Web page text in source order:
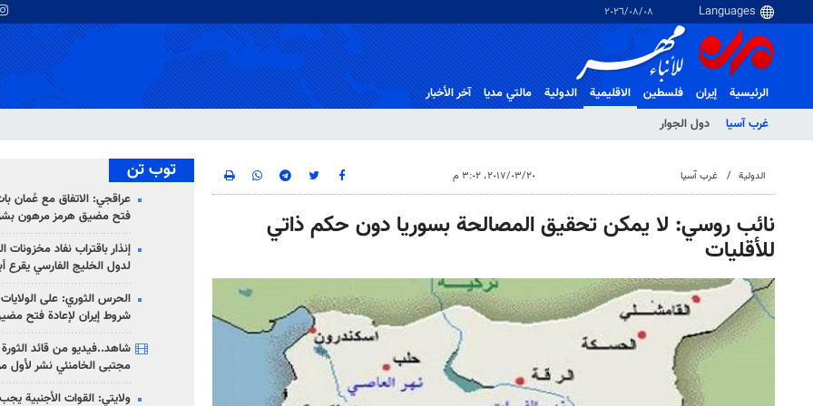
٠٨‏/٠٨‏/٢٠٢٦
الرئيسية إيران فلسطین
الاقلیمیة
غرب آسیا
دول الجوار
الدولية مالتي مدیا آخر الأخبار
الدولية غرب آسیا ٢٠‏/٠٣‏/٢٠١٧، ٣:٠٢ م
نائب روسي: لا يمكن تحقيق المصالحة بسوريا دون حكم ذاتي
للأقليات
توب تن
عراقجي: الاتفاق مع عُمان
فتح مضيق هرمز مرهون
إنذار باقتراب نفاد مخزونات
لدول الخليج الفارسي يقرع
الحرس الثوري: على
شروط إيران لإعادة فتح
شاهد..فيديو من قائد الثورة
مجتبى الخامنئي نشر لأول
ولايتي: القوات الأجنبية